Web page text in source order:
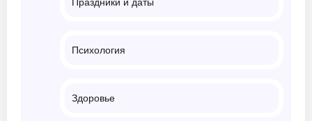
Праздники и даты
Психология
Здоровье